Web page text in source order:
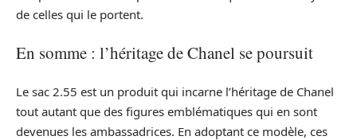
de celles qui le portent.
En somme : l’héritage de Chanel se poursuit
Le sac 2.55 est un produit qui incarne l’héritage de Chanel
tout autant que des figures emblématiques qui en sont
devenues les ambassadrices. En adoptant ce modèle, ces